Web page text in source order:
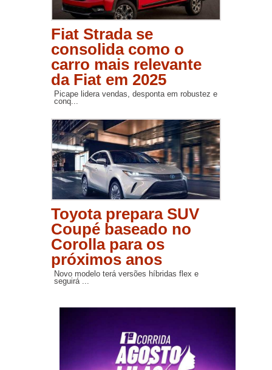
Fiat Strada se
consolida como o
carro mais relevante
da Fiat em 2025
Picape lidera vendas, desponta em robustez e
conq...
Toyota prepara SUV
Coupé baseado no
Corolla para os
próximos anos
Novo modelo terá versões híbridas flex e
seguirá ...